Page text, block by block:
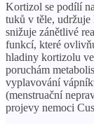
Kortizol se podílí
tuků v těle, udržuje
snižuje zánětlivé
funkcí, které
hladiny kortizolu
poruchám
vyplavování
(menstruační
projevy nemoci